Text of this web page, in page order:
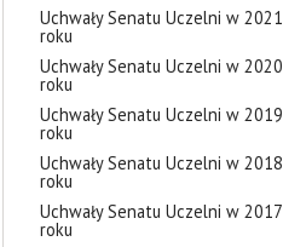
Uchwały Senatu Uczelni w 2021
roku
Uchwały Senatu Uczelni w 2020
roku
Uchwały Senatu Uczelni w 2019
roku
Uchwały Senatu Uczelni w 2018
roku
Uchwały Senatu Uczelni w 2017
roku